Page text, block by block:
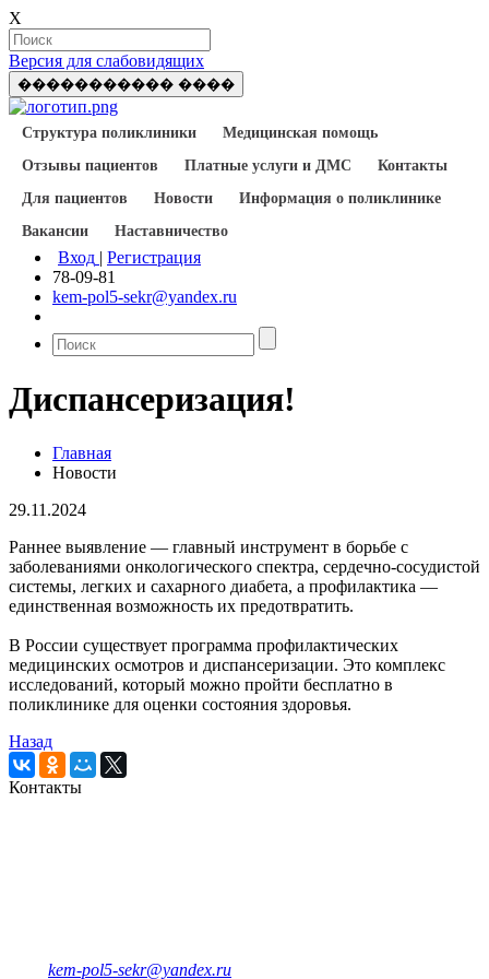
X
Версия для слабовидящих
����������� ����
Структура поликлиники
Медицинская помощь
Отзывы пациентов
Платные услуги и ДМС
Контакты
Для пациентов
Новости
Информация о поликлинике
Вакансии
Наставничество
Вход | Регистрация
78-09-81
kem-pol5-sekr@yandex.ru
Диспансеризация!
Главная
Новости
29.11.2024
Раннее выявление — главный инструмент в борьбе с
заболеваниями онкологического спектра, сердечно-сосудистой
системы, легких и сахарного диабета, а профилактика —
единственная возможность их предотвратить.
В России существует программа профилактических
медицинских осмотров и диспансеризации. Это комплекс
исследований, который можно пройти бесплатно в
поликлинике для оценки состояния здоровья.
Назад
Контакты
kem-pol5-sekr@yandex.ru